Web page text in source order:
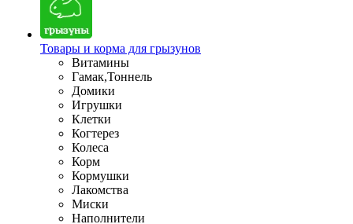
Товары и корма для грызунов
Витамины
Гамак,Тоннель
Домики
Игрушки
Клетки
Когтерез
Колеса
Корм
Кормушки
Лакомства
Миски
Наполнители